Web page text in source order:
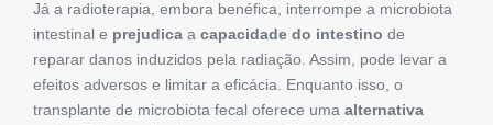
Já a radioterapia, embora benéfica, interrompe a microbiota
intestinal e prejudica a capacidade do intestino de
reparar danos induzidos pela radiação. Assim, pode levar a
efeitos adversos e limitar a eficácia. Enquanto isso, o
transplante de microbiota fecal oferece uma alternativa